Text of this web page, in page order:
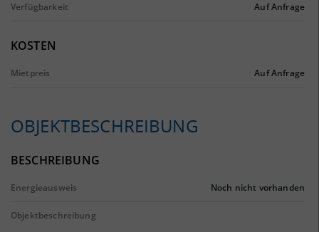
Verfügbarkeit Auf Anfrage
KOSTEN
Mietpreis Auf Anfrage
OBJEKTBESCHREIBUNG
BESCHREIBUNG
Energieausweis Noch nicht vorhanden
Objektbeschreibung